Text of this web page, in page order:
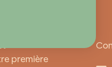
première